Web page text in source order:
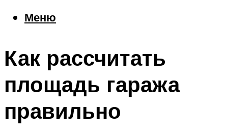
Меню
Как рассчитать
площадь гаража
правильно